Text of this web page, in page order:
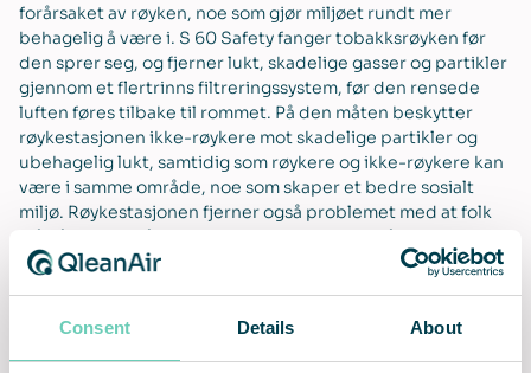
Consent Details About
forårsaket av røyken, noe som gjør miljøet rundt mer
behagelig å være i. S 60 Safety fanger tobakksrøyken før
den sprer seg, og fjerner lukt, skadelige gasser og partikler
gjennom et flertrinns filtreringssystem, før den rensede
luften føres tilbake til rommet. På den måten beskytter
røykestasjonen ikke-røykere mot skadelige partikler og
ubehagelig lukt, samtidig som røykere og ikke-røykere kan
være i samme område, noe som skaper et bedre sosialt
miljø. Røykestasjonen fjerner også problemet med at folk
må gå langt for å komme til angitte røykeområder. Dermed
gjør det røykepausene kortere og tryggere, noe som i sin
askehåndteringssystem, et sikkerhetsnett i takpanelet, et
nett som dekker luftutløpene, og en sikker holder for